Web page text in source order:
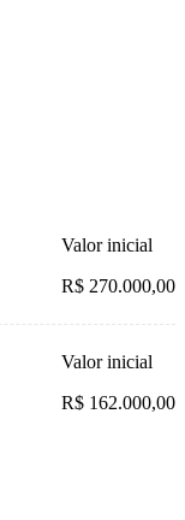
Valor inicial
R$ 270.000,00
Valor inicial
R$ 162.000,00